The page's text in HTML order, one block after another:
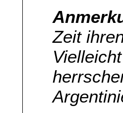
Zeit